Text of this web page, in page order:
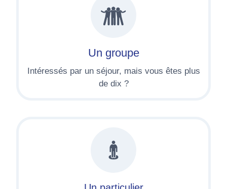
Un groupe
Intéressés par un séjour, mais vous êtes plus
de dix ?